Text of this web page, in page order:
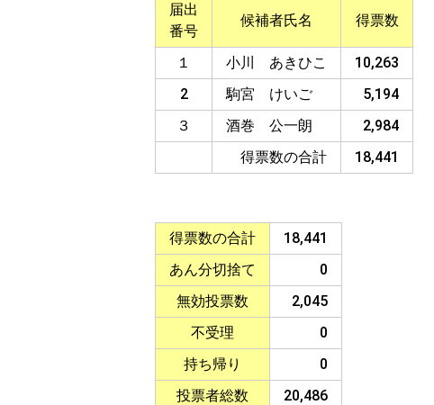
届出
番号
候補者氏名 得票数
１ 小川 あきひこ
10,263
2
駒宮 けいご
5,194
３
酒巻 公一朗
2,984
得票数の合計
18,441
得票数の合計
18,441
あん分切捨て
0
無効投票数
2,045
不受理
0
持ち帰り
0
投票者総数
20,486